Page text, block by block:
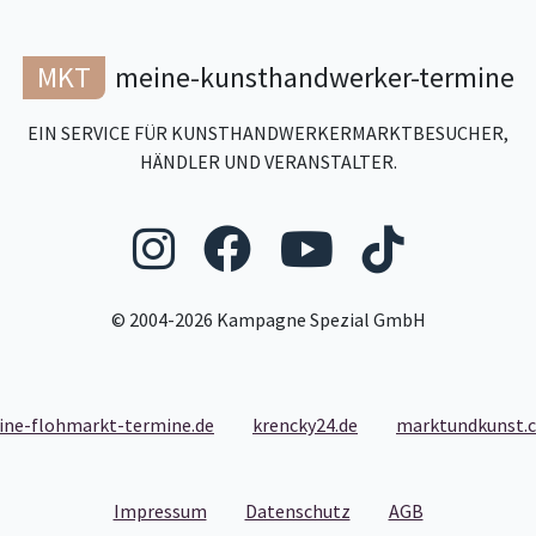
MKT meine-kunsthandwerker-termine
EIN SERVICE FÜR KUNSTHANDWERKERMARKTBESUCHER,
HÄNDLER UND VERANSTALTER.
Folgen Sie uns auf
Folgen Sie
Folgen
© 2004-2026 Kampagne Spezial GmbH
flohmarkt-termine.de krencky24.de
Impressum- Link zum Impressum
Datenschutz- Link zum Datenschutz
AGB- Link zu den